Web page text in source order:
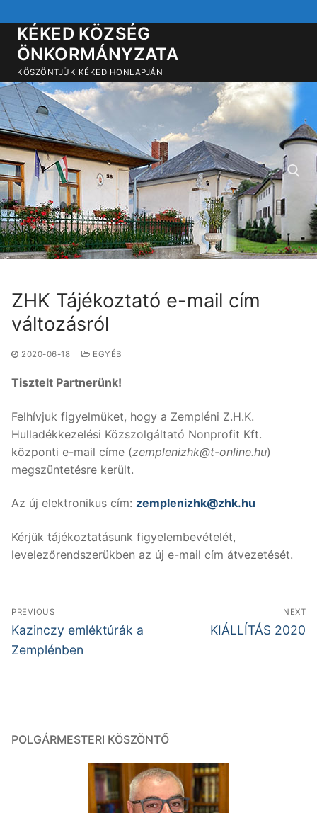
a
tartalomra
KÉKED KÖZSÉG
ÖNKORMÁNYZATA
KÖSZÖNTJÜK KÉKED HONLAPJÁN
Keresése:
ZHK Tájékoztató e-mail cím
változásról
2020-06-18 EGYÉB
Tisztelt Partnerünk!
Felhívjuk figyelmüket, hogy a Zempléni Z.H.K.
Hulladékkezelési Közszolgáltató Nonprofit Kft.
központi e-mail címe (zemplenizhk@t-online.hu)
megszüntetésre került.
Az új elektronikus cím: zemplenizhk@zhk.hu
Kérjük tájékoztatásunk figyelembevételét,
levelezőrendszerükben az új e-mail cím átvezetését.
Bejegyzés
navigáció
PREVIOUS
Previous
post:
Kazinczy emléktúrák a
Zemplénben
NEXT
Next
KIÁLLÍTÁS 2020
POLGÁRMESTERI KÖSZÖNTŐ